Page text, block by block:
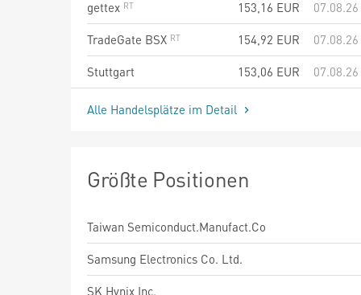
gettex
153,16 EUR
07.08.26
TradeGate BSX
154,92 EUR
07.08.26
Stuttgart
153,06 EUR 07.08.26
Alle Handelsplätze im Detail
Größte Positionen
Taiwan Semiconduct.Manufact.Co
Samsung Electronics Co. Ltd.
SK Hynix Inc.